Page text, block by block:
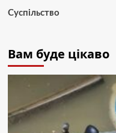
Суспільство
Вам буде цікаво